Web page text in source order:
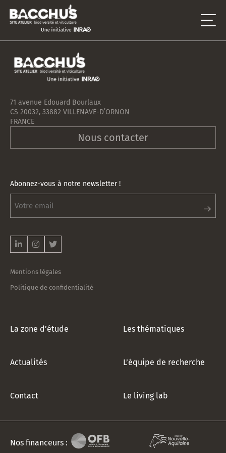
71 avenue Edouard Bourlaux
CS 20032, 33882 VILLENAVE-D’ORNON
FRANCE
Nous contacter
La zone d’étude Les thématiques
Actualités L’équipe de recherche
Contact Le living lab
Abonnez-vous à notre newsletter !
vous
à
newsletter
Mentions légales
Politique de confidentialité
Nos financeurs :